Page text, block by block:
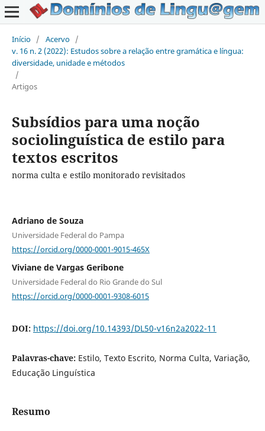
Início / Acervo /
v. 16 n. 2 (2022): Estudos sobre a relação entre gramática e língua:
diversidade, unidade e métodos
/
Artigos
Subsídios para uma noção
sociolinguística de estilo para
textos escritos
norma culta e estilo monitorado revisitados
Adriano de Souza
Universidade Federal do Pampa
https://orcid.org/0000-0001-9015-465X
Viviane de Vargas Geribone
Universidade Federal do Rio Grande do Sul
https://orcid.org/0000-0001-9308-6015
DOI: https://doi.org/10.14393/DL50-v16n2a2022-11
Palavras-chave: Estilo, Texto Escrito, Norma Culta, Variação,
Educação Linguística
Resumo